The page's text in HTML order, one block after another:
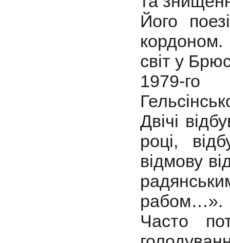
Його
світ у
1979-го
Двічі
році,
відмову
рабом…».
Часто